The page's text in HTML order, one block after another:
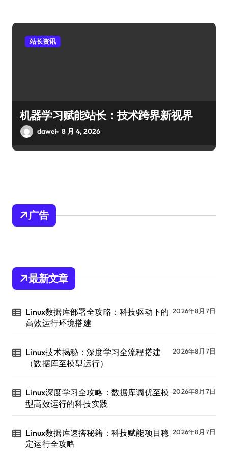
站长资讯
机器学习赋能站长：技术跨界新视界
dawei 8 月 4, 2026
广告
最新文章
Linux数据库部署全攻略：科技驱动下的
高效运行环境搭建
2026年8月7日
Linux技术揭秘：深度学习全流程搭建
（数据库至模型运行）
2026年8月7日
Linux深度学习全攻略：数据库调优至模
型高效运行的科技实践
2026年8月7日
Linux数据库速搭秘籍：科技赋能项目稳
定运行全攻略
2026年8月7日